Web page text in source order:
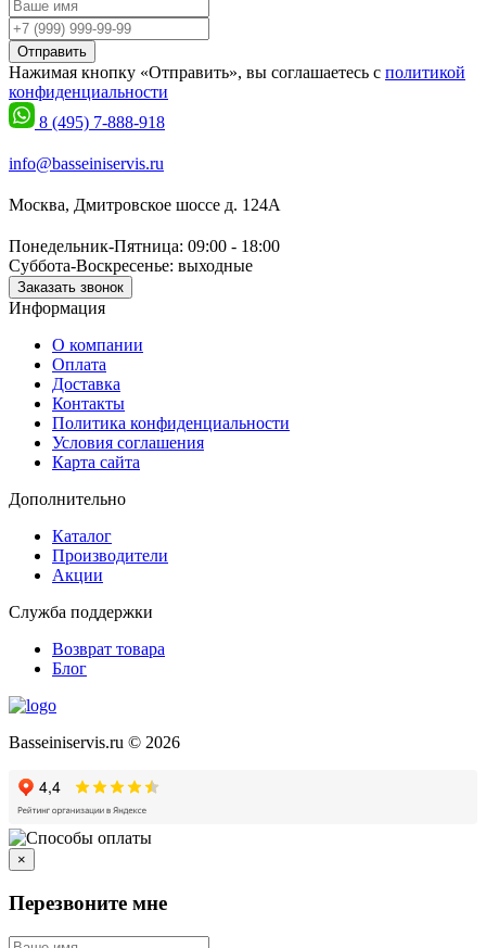
Отправить
Нажимая кнопку «Отправить», вы соглашаетесь с политикой
конфиденциальности
8 (495) 7-888-918
info@basseiniservis.ru
Москва, Дмитровское шоссе д. 124А
Понедельник-Пятница: 09:00 - 18:00
Суббота-Воскресенье: выходные
Заказать звонок
Информация
О компании
Оплата
Доставка
Контакты
Политика конфиденциальности
Условия соглашения
Карта сайта
Дополнительно
Каталог
Производители
Акции
Служба поддержки
Возврат товара
Блог
Basseiniservis.ru © 2026
×
Перезвоните мне